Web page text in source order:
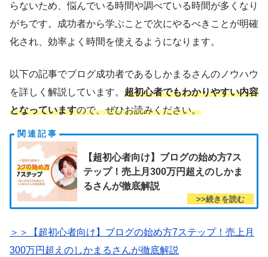
らないため、悩んでいる時間や調べている時間が多くなり
がちです。成功者から学ぶことで次にやるべきことが明確
化され、効率よく時間を使えるようになります。
以下の記事でブログ成功者であるしかまるさんのノウハウ
を詳しく解説しています。 超初心者でもわかりやすい内容
となっていますので、ぜひお読みください。
【超初心者向け】ブログの始め方7ス
テップ！売上月300万円超えのしかま
るさんが徹底解説
＞＞【超初心者向け】ブログの始め方7ステップ！売上月
300万円超えのしかまるさんが徹底解説